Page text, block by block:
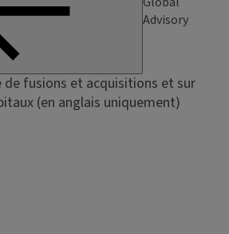
Advisory
de fusions et acquisitions et sur
(en anglais uniquement)